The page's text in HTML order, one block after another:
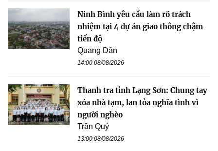
Ninh Bình yêu cầu làm rõ trách
nhiệm tại 4 dự án giao thông chậm
tiến độ
Quang Dân
14:00 08/08/2026
Thanh tra tỉnh Lạng Sơn: Chung tay
xóa nhà tạm, lan tỏa nghĩa tình vì
người nghèo
Trần Quý
13:00 08/08/2026